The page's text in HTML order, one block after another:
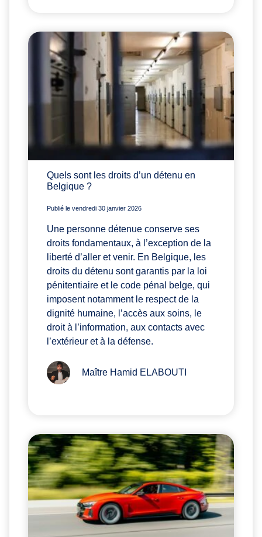
Quels sont les droits d’un détenu en
Belgique ?
Publié le vendredi 30 janvier 2026
Une personne détenue conserve ses
droits fondamentaux, à l’exception de la
liberté d’aller et venir. En Belgique, les
droits du détenu sont garantis par la loi
pénitentiaire et le code pénal belge, qui
imposent notamment le respect de la
dignité humaine, l’accès aux soins, le
droit à l’information, aux contacts avec
l’extérieur et à la défense.
Maître Hamid ELABOUTI